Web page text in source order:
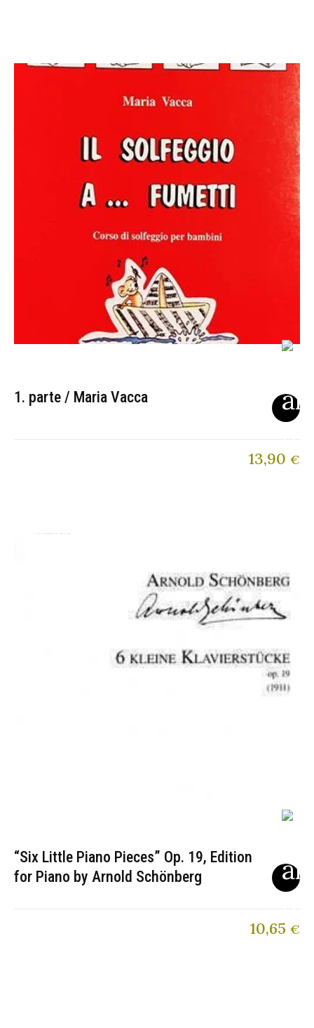
1. parte / Maria Vacca
13,90 €
“Six Little Piano Pieces” Op. 19, Edition
for Piano by Arnold Schönberg
10,65 €